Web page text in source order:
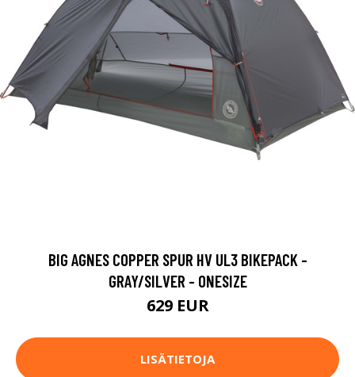
BIG AGNES COPPER SPUR HV UL3 BIKEPACK -
GRAY/SILVER - ONESIZE
629 EUR
LISÄTIETOJA